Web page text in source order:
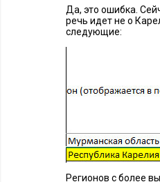
Сахалинская область
Астраханская область
Да, это ошибка.
речь идет не о
следующие:
Регионов с более